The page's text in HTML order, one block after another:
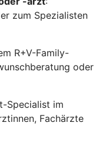
zum Spezialisten
R+V-Family-
oder
Specialist im
Fachärzte